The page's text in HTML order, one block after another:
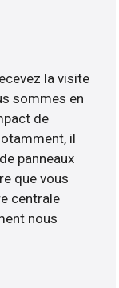
la visite
sommes en
de
il
panneaux
que vous
centrale
nous